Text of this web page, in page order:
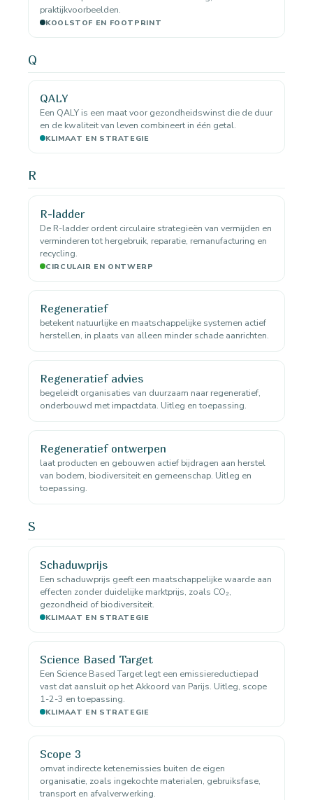
praktijkvoorbeelden.
KOOLSTOF EN FOOTPRINT
Q
QALY
Een QALY is een maat voor gezondheidswinst die de duur
en de kwaliteit van leven combineert in één getal.
KLIMAAT EN STRATEGIE
R
R-ladder
De R-ladder ordent circulaire strategieën van vermijden en
verminderen tot hergebruik, reparatie, remanufacturing en
recycling.
CIRCULAIR EN ONTWERP
Regeneratief
betekent natuurlijke en maatschappelijke systemen actief
herstellen, in plaats van alleen minder schade aanrichten.
Regeneratief advies
begeleidt organisaties van duurzaam naar regeneratief,
onderbouwd met impactdata. Uitleg en toepassing.
Regeneratief ontwerpen
laat producten en gebouwen actief bijdragen aan herstel
van bodem, biodiversiteit en gemeenschap. Uitleg en
toepassing.
S
Schaduwprijs
Een schaduwprijs geeft een maatschappelijke waarde aan
effecten zonder duidelijke marktprijs, zoals CO₂,
gezondheid of biodiversiteit.
KLIMAAT EN STRATEGIE
Science Based Target
Een Science Based Target legt een emissiereductiepad
vast dat aansluit op het Akkoord van Parijs. Uitleg, scope
1-2-3 en toepassing.
KLIMAAT EN STRATEGIE
Scope 3
omvat indirecte ketenemissies buiten de eigen
organisatie, zoals ingekochte materialen, gebruiksfase,
transport en afvalverwerking.